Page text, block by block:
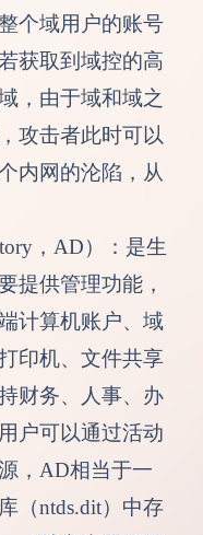
个域用户的账号
获取到域控的高
，由于域和域之
攻击者此时可以
内网的沦陷，从
，AD）：是生
提供管理功能，
计算机账户、域
印机、文件共享
财务、人事、办
户可以通过活动
，AD相当于一
（ntds.dit）中存